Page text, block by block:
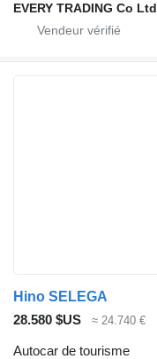
EVERY TRADING Co Ltd
Hino SELEGA
28.580 $US
≈ 24.740 €
Autocar de tourisme